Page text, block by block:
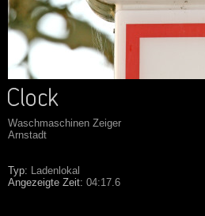
Waschmaschinen Zeiger
Arnstadt
Typ: Ladenlokal
Angezeigte Zeit: 04:17.6